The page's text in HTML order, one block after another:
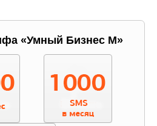
«Умный Бизнес М»